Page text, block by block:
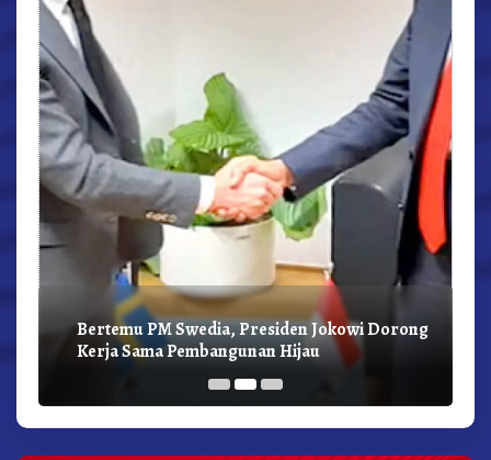
Bertemu PM Swedia, Presiden Jokowi Dorong
Kerja Sama Pembangunan Hijau